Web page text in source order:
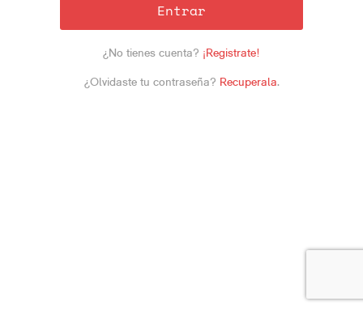
Entrar
¿No tienes cuenta? ¡Registrate!
¿Olvidaste tu contraseña? Recuperala.